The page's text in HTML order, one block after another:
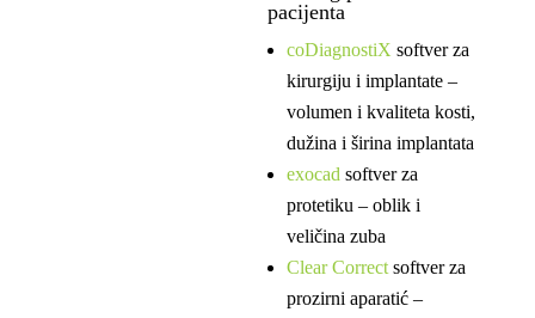
pacijenta
coDiagnostiX softver za
kirurgiju i implantate –
volumen i kvaliteta kosti,
dužina i širina implantata
exocad softver za
protetiku – oblik i
veličina zuba
Clear Correct softver za
prozirni aparatić –